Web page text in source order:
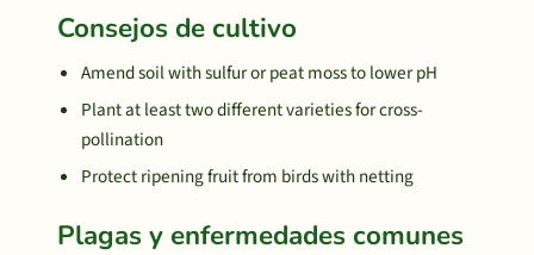
Consejos de cultivo
Amend soil with sulfur or peat moss to lower pH
Plant at least two different varieties for cross-
pollination
Protect ripening fruit from birds with netting
Plagas y enfermedades comunes